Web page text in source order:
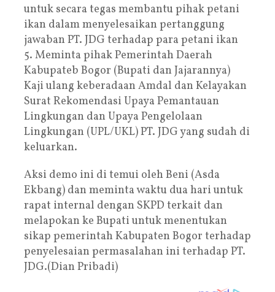
untuk secara tegas membantu pihak petani
ikan dalam menyelesaikan pertanggung
jawaban PT. JDG terhadap para petani ikan
5. Meminta pihak Pemerintah Daerah
Kabupateb Bogor (Bupati dan Jajarannya)
Kaji ulang keberadaan Amdal dan Kelayakan
Surat Rekomendasi Upaya Pemantauan
Lingkungan dan Upaya Pengelolaan
Lingkungan (UPL/UKL) PT. JDG yang sudah di
keluarkan.
Aksi demo ini di temui oleh Beni (Asda
Ekbang) dan meminta waktu dua hari untuk
rapat internal dengan SKPD terkait dan
melapokan ke Bupati untuk menentukan
sikap pemerintah Kabupaten Bogor terhadap
penyelesaian permasalahan ini terhadap PT.
JDG.(Dian Pribadi)